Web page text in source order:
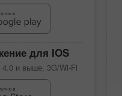
для IOS
4.0 и выше, 3G/Wi-Fi